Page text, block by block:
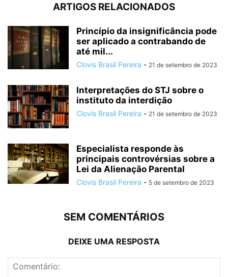
ARTIGOS RELACIONADOS
Princípio da insignificância pode
ser aplicado a contrabando de
até mil...
Clovis Brasil Pereira - 21 de setembro de 2023
Interpretações do STJ sobre o
instituto da interdição
Clovis Brasil Pereira - 21 de setembro de 2023
Especialista responde às
principais controvérsias sobre a
Lei da Alienação Parental
Clovis Brasil Pereira - 5 de setembro de 2023
SEM COMENTÁRIOS
DEIXE UMA RESPOSTA